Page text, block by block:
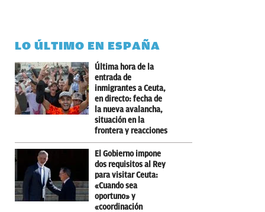
LO ÚLTIMO EN ESPAÑA
Última hora de la
entrada de
inmigrantes a Ceuta,
en directo: fecha de
la nueva avalancha,
situación en la
frontera y reacciones
El Gobierno impone
dos requisitos al Rey
para visitar Ceuta:
«Cuando sea
oportuno» y
«coordinación